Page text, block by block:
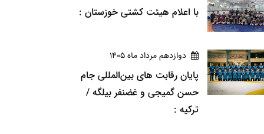
با اعلام هیئت کشتی خوزستان :
دوازدهم مرداد ماه 1405
پایان رقابت های بین‌المللی جام
حسن گمیجی و غضنفر بیلگه /
ترکیه :